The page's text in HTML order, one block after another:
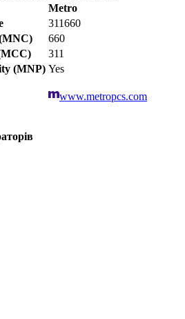
Metro
311660
660
311
(MNP) Yes
www.metropcs.com